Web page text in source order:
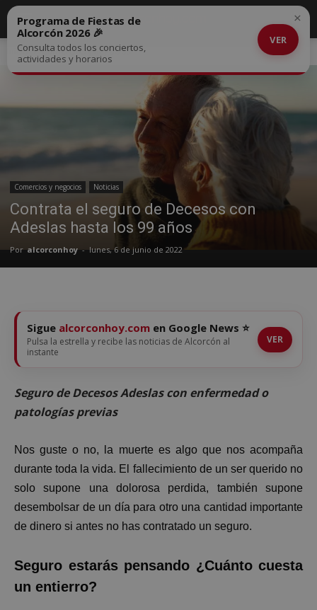
Inicio Comercios y negocios
Comercios y negocios Noticias
Contrata el seguro de Decesos con
Adeslas hasta los 99 años
Por alcorconhoy - lunes, 6 de junio de 2022
Programa de Fiestas de
Alcorcón 2026 🎉
Consulta todos los conciertos,
actividades y horarios
VER
×
Sigue alcorconhoy.com en Google News ⭐
Pulsa la estrella y recibe las noticias de Alcorcón al
instante
VER
Seguro de Decesos Adeslas con enfermedad o
patologías previas
Nos guste o no, la muerte es algo que nos acompaña
durante toda la vida. El fallecimiento de un ser querido no
solo supone una dolorosa perdida, también supone
desembolsar de un día para otro una cantidad importante
de dinero si antes no has contratado un seguro.
Seguro estarás pensando ¿Cuánto cuesta
un entierro?